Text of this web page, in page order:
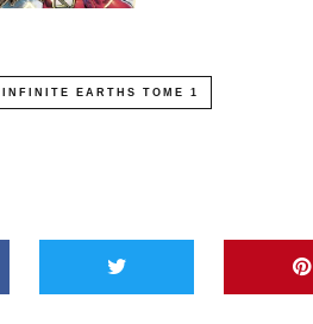
EARTHS TOME 1